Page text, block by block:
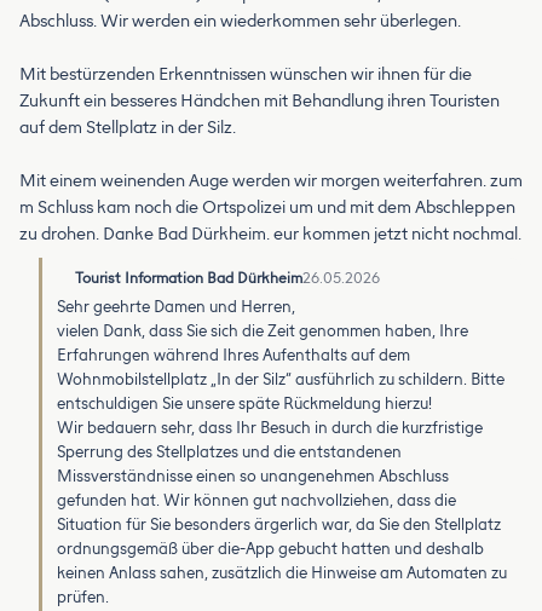
Abschluss. Wir werden ein wiederkommen sehr überlegen.
Mit bestürzenden Erkenntnissen wünschen wir ihnen für die
Zukunft ein besseres Händchen mit Behandlung ihren Touristen
auf dem Stellplatz in der Silz.
Mit einem weinenden Auge werden wir morgen weiterfahren. zum
m Schluss kam noch die Ortspolizei um und mit dem Abschleppen
zu drohen. Danke Bad Dürkheim. eur kommen jetzt nicht nochmal.
Tourist Information Bad Dürkheim26.05.2026
Sehr geehrte Damen und Herren,
vielen Dank, dass Sie sich die Zeit genommen haben, Ihre
Erfahrungen während Ihres Aufenthalts auf dem
Wohnmobilstellplatz „In der Silz“ ausführlich zu schildern. Bitte
entschuldigen Sie unsere späte Rückmeldung hierzu!
Wir bedauern sehr, dass Ihr Besuch in durch die kurzfristige
Sperrung des Stellplatzes und die entstandenen
Missverständnisse einen so unangenehmen Abschluss
gefunden hat. Wir können gut nachvollziehen, dass die
Situation für Sie besonders ärgerlich war, da Sie den Stellplatz
ordnungsgemäß über die-App gebucht hatten und deshalb
keinen Anlass sahen, zusätzlich die Hinweise am Automaten zu
prüfen.